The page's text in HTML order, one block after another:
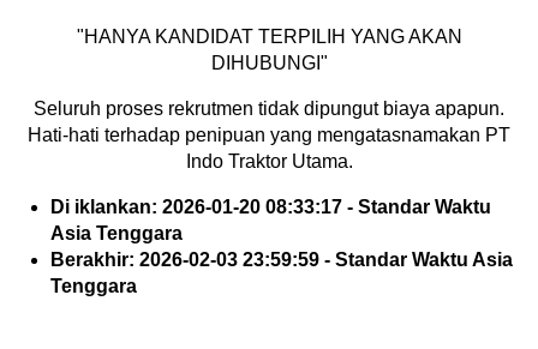
"HANYA KANDIDAT TERPILIH YANG AKAN
DIHUBUNGI"
Seluruh proses rekrutmen tidak dipungut biaya apapun.
Hati-hati terhadap penipuan yang mengatasnamakan PT
Indo Traktor Utama.
Di iklankan: 2026-01-20 08:33:17 - Standar Waktu
Asia Tenggara
Berakhir: 2026-02-03 23:59:59 - Standar Waktu Asia
Tenggara